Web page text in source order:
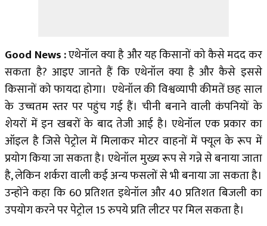
Good News :एथेनॉल क्या है और यह किसानों को कैसे मदद कर
सकता है? आइए जानते हैं कि एथेनॉल क्या है और कैसे इससे
किसानों को फायदा होगा। एथेनॉल की विश्वव्यापी कीमतें छह साल
के उच्चतम स्तर पर पहुंच गई हैं। चीनी बनाने वाली कंपनियों के
शेयरों में इन खबरों के बाद तेजी आई है। एथेनॉल एक प्रकार का
ऑइल है जिसे पेट्रोल में मिलाकर मोटर वाहनों में फ्यूल के रूप में
प्रयोग किया जा सकता है। एथेनॉल मुख्य रूप से गन्ने से बनाया जाता
है, लेकिन शर्करा वाली कई अन्य फसलों से भी बनाया जा सकता है।
उन्होंने कहा कि 60 प्रतिशत इथेनॉल और 40 प्रतिशत बिजली का
उपयोग करने पर पेट्रोल 15 रुपये प्रति लीटर पर मिल सकता है।